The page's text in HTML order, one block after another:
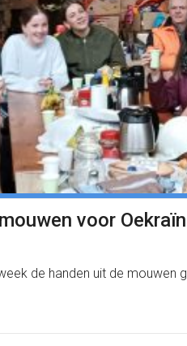
voor
de handen uit de